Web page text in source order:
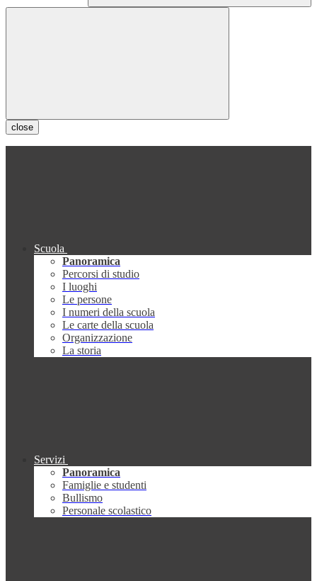
close
Scuola
Panoramica
Percorsi di studio
I luoghi
Le persone
I numeri della scuola
Le carte della scuola
Organizzazione
La storia
Servizi
Panoramica
Famiglie e studenti
Bullismo
Personale scolastico